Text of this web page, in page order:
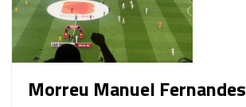
Morreu Manuel Fernandes